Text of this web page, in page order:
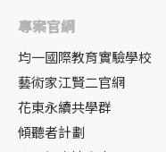
專案官網
均一國際教育實驗學校
藝術家江賢二官網
花東永續共學群
傾聽者計劃